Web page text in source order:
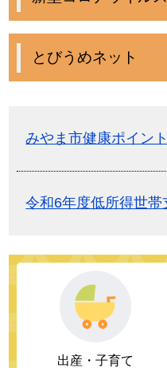
とびうめネット
みやま市健康ポイン
令和6年度低所得世帯
出産・子育て